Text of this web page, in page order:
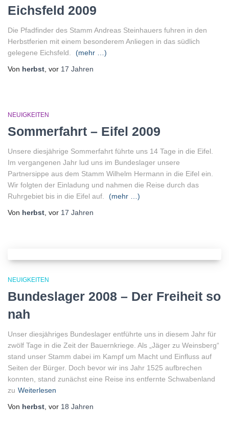
Eichsfeld 2009
Die Pfadfinder des Stamm Andreas Steinhauers fuhren in den
Herbstferien mit einem besonderem Anliegen in das südlich
gelegene Eichsfeld.
(mehr …)
Von herbst , vor 17 Jahren
NEUIGKEITEN
Sommerfahrt – Eifel 2009
Unsere diesjährige Sommerfahrt führte uns 14 Tage in die Eifel.
Im vergangenen Jahr lud uns im Bundeslager unsere
Partnersippe aus dem Stamm Wilhelm Hermann in die Eifel ein.
Wir folgten der Einladung und nahmen die Reise durch das
Ruhrgebiet bis in die Eifel auf.
(mehr …)
Von herbst , vor 17 Jahren
NEUIGKEITEN
Bundeslager 2008 – Der Freiheit so
nah
Unser diesjähriges Bundeslager entführte uns in diesem Jahr für
zwölf Tage in die Zeit der Bauernkriege. Als „Jäger zu Weinsberg“
stand unser Stamm dabei im Kampf um Macht und Einfluss auf
Seiten der Bürger. Doch bevor wir ins Jahr 1525 aufbrechen
konnten, stand zunächst eine Reise ins entfernte Schwabenland
zu Weiterlesen
Von herbst , vor 18 Jahren